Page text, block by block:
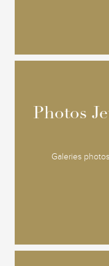
Photos
Galeries
Photos